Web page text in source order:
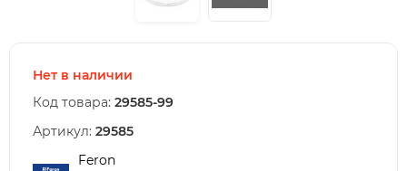
Нет в наличии
Код товара: 29585-99
Артикул: 29585
Feron